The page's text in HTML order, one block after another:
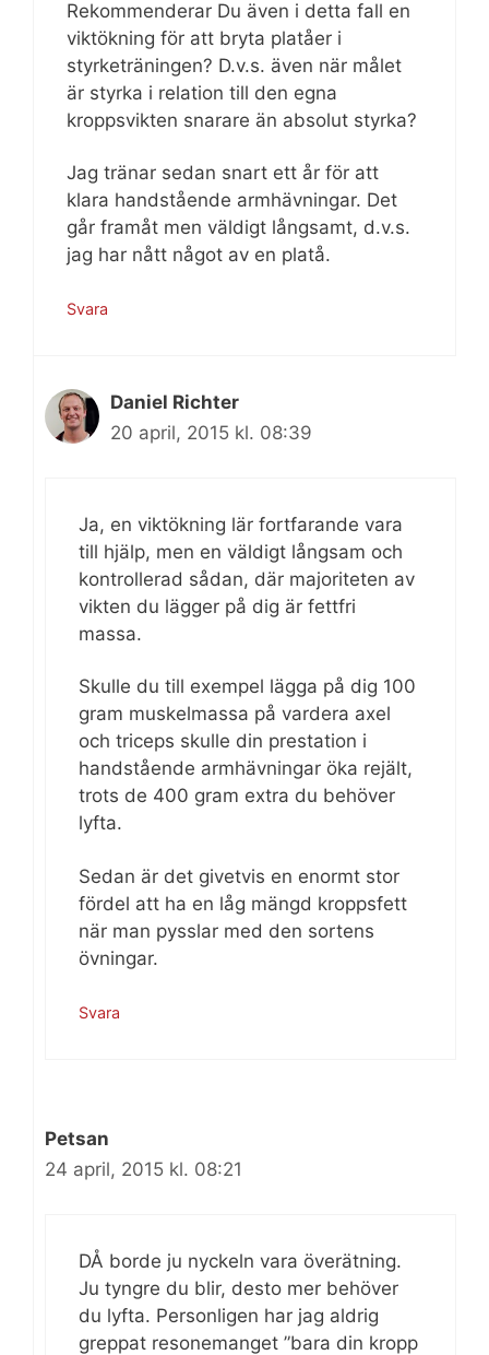
Rekommenderar Du även i detta fall en
viktökning för att bryta platåer i
styrketräningen? D.v.s. även när målet
är styrka i relation till den egna
kroppsvikten snarare än absolut styrka?
Jag tränar sedan snart ett år för att
klara handstående armhävningar. Det
går framåt men väldigt långsamt, d.v.s.
jag har nått något av en platå.
Svara
Daniel Richter
20 april, 2015 kl. 08:39
Ja, en viktökning lär fortfarande vara
till hjälp, men en väldigt långsam och
kontrollerad sådan, där majoriteten av
vikten du lägger på dig är fettfri
massa.
Skulle du till exempel lägga på dig 100
gram muskelmassa på vardera axel
och triceps skulle din prestation i
handstående armhävningar öka rejält,
trots de 400 gram extra du behöver
lyfta.
Sedan är det givetvis en enormt stor
fördel att ha en låg mängd kroppsfett
när man pysslar med den sortens
övningar.
Svara
Petsan
24 april, 2015 kl. 08:21
DÅ borde ju nyckeln vara överätning.
Ju tyngre du blir, desto mer behöver
du lyfta. Personligen har jag aldrig
greppat resonemanget ”bara din kropp